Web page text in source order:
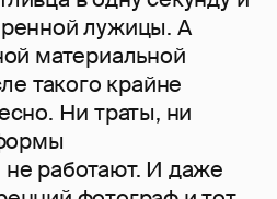
лужицы. А
материальной
такого крайне
Ни траты, ни
работают. И даже